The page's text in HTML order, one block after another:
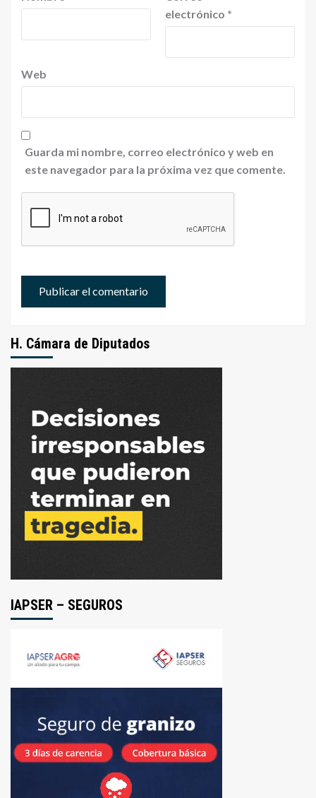
electrónico *
Web
Guarda mi nombre, correo electrónico y web en
este navegador para la próxima vez que comente.
H. Cámara de Diputados
IAPSER – SEGUROS